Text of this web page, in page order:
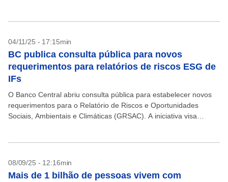
04/11/25 - 17:15min
BC publica consulta pública para novos
requerimentos para relatórios de riscos ESG de
IFs
O Banco Central abriu consulta pública para estabelecer novos
requerimentos para o Relatório de Riscos e Oportunidades
Sociais, Ambientais e Climáticas (GRSAC). A iniciativa visa
08/09/25 - 12:16min
Mais de 1 bilhão de pessoas vivem com